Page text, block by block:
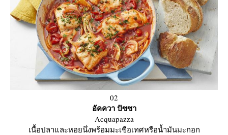
02
อัคควา ปัซซา
Acquapazza
เนื้อปลาและหอยนึ่งพร้อมมะเขือเทศหรือน้ำมันมะกอก